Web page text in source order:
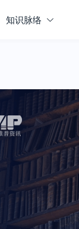
知识脉络